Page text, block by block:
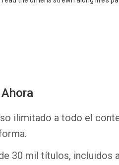
ilimitado a todo el
30 mil títulos, incluidos